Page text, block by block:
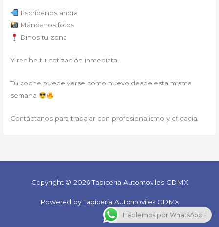
Escríbenos ahora
Mándanos fotos
Dinos tu zona
Y recibe tu cotización inmediata.
Tu coche puede verse como nuevo desde esta misma
semana
Contáctanos para trabajar con profesionalismo y eficacia.
Copyright © 2026 Tapiceria Automoviles CDMX
Powered by Tapiceria Automoviles CDMX
Hablemos por WhatsApp !